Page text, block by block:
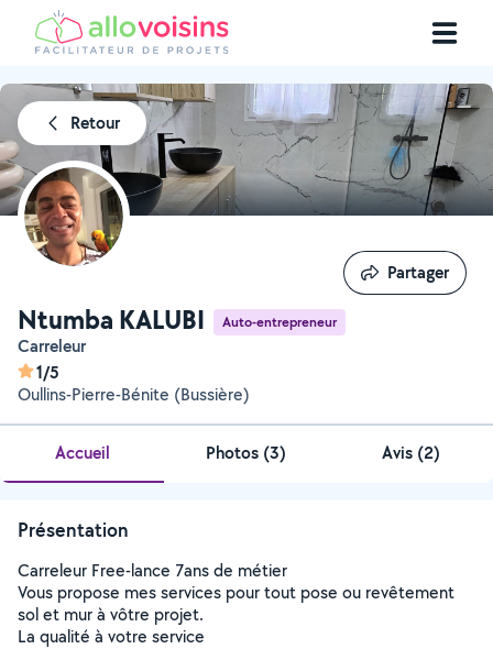
Retour
Ntumba KALUBI Auto-entrepreneur
Carreleur
1/5
Oullins-Pierre-Bénite (Bussière)
Partager
Partager
Accueil Photos (3) Avis (2)
Présentation
Carreleur Free-lance 7ans de métier
Vous propose mes services pour tout pose ou revêtement
sol et mur à vôtre projet.
La qualité à votre service